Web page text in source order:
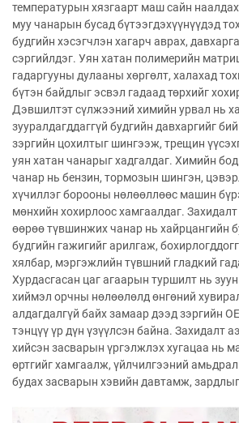
температурын хязгаарт маш сайн
муу чанарын бусад бүтээгдэхүүнүүдэд
будгийн хэсэгчлэн хагарч аврах,
сэргийлдэг. Уян хатан полимерийн
гадаргууны дулааны хөргөлт, халахад
бүтэн байдлыг эсвэл гадаад төрхийг
Дэвшилтэт сүлжээний химийн урвал нь
зууралдагддаггүй будгийн давхаргийг
зэргийн цохилтыг шингээж, трещин
уян хатан чанарыг хадгалдаг. Химийн
чанар нь бензин, тормозын шингэн,
хүчиллэг борооны нөлөөллөөс машин
мөнхийн хохирлоос хамгаалдаг.
өөрөө түвшинжих чанар нь хайрцангийн
будгийн гажигийг арилгаж,
хялбар, мэргэжлийн түвшний гладкий
Хурдасгасан цаг агаарын туршилт нь
хиймэл орчны нөлөөлөлд өнгөний
алдагдалгүй байх замаар дээд зэргийн
тэнцүү үр дүн үзүүлсэн байна. Захидалт
хийсэн засварын үргэлжлэх хугацаа нь
өртгийг хамгаалж, үйлчилгээний
будах засварын хэвийн давтамж, зардлыг